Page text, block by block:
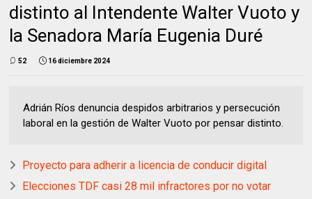
distinto al Intendente Walter Vuoto y
la Senadora María Eugenia Duré
52 16 diciembre 2024
Adrián Ríos denuncia despidos arbitrarios y persecución
laboral en la gestión de Walter Vuoto por pensar distinto.
Proyecto para adherir a licencia de conducir digital
Elecciones TDF casi 28 mil infractores por no votar